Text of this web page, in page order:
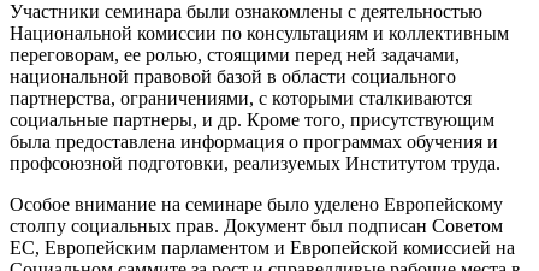
Участники семинара были ознакомлены с деятельностью
Национальной комиссии по консультациям и коллективным
пере­говорам, ее ролью, стоящими перед ней задачами,
национальной правовой базой в области социального
партнерства, огра­ничениями, с которыми сталкиваются
социальные партнеры, и др. Кроме того, присутствующим
была предоставлена информация о программах обучения и
профсоюзной подготовки, реализуемых Институтом труда.
Особое внимание на семинаре было уделено Европейскому
столпу социальных прав. Документ был подписан Советом
ЕС, Европейским парламентом и Европейской комиссией на